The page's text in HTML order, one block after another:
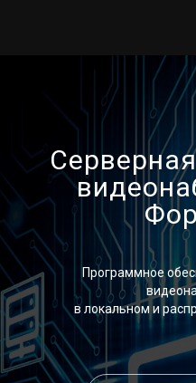
Программное
в локальном и